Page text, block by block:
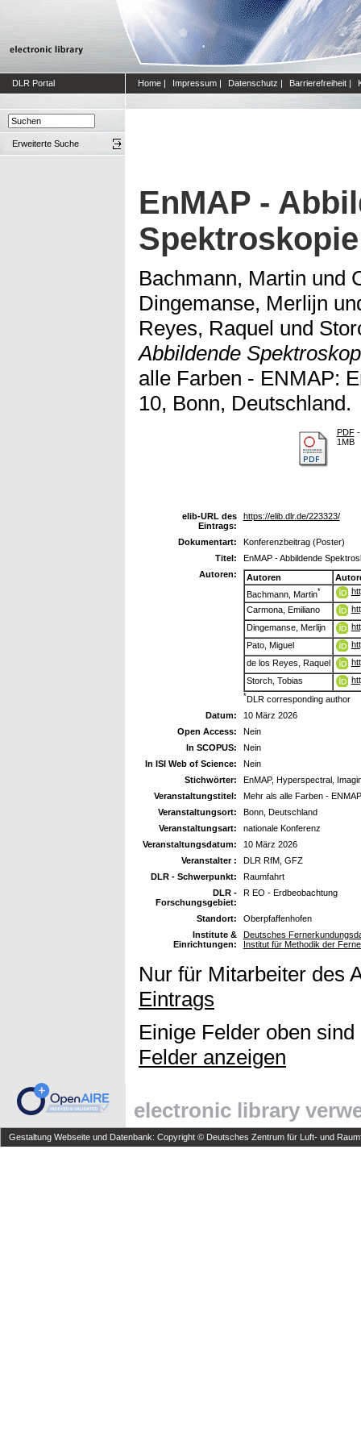
DLR Portal Home | Impressum | Datenschutz | Barrierefreiheit |
Erweiterte Suche
EnMAP -
Bachmann, Martin und
Dingemanse, Merlijn
Reyes, Raquel und
Abbildende
alle Farben - ENMAP:
10, Bonn, Deutschland.
PDF-
1MB
elib-URL des
Eintrags:
https://elib.dlr.de/223323/
Dokumentart:
Konferenzbeitrag (Poster)
Titel:
EnMAP - Abbildende
Autoren:
Autoren
Bachmann, Martin*
Carmona, Emiliano
Dingemanse, Merlijn
Pato, Miguel
de los Reyes, Raquel
Storch, Tobias
*DLR corresponding author
Datum:
10 März 2026
Open Access:
Nein
In SCOPUS:
Nein
In ISI Web of Science:
Nein
Stichwörter:
EnMAP, Hyperspectral,
Veranstaltungstitel:
Mehr als alle Farben -
Veranstaltungsort:
Bonn, Deutschland
Veranstaltungsart:
nationale Konferenz
Veranstaltungsdatum:
10 März 2026
Veranstalter :
DLR RfM, GFZ
DLR - Schwerpunkt:
Raumfahrt
DLR -
Forschungsgebiet:
R EO - Erdbeobachtung
Standort:
Oberpfaffenhofen
Institute &
Einrichtungen:
Deutsches
Institut für Methodik der
Nur für Mitarbeiter des
Eintrags
Einige Felder oben
Felder anzeigen
electronic library
Gestaltung Webseite und Datenbank: Copyright © Deutsches Zentrum für Luft- und